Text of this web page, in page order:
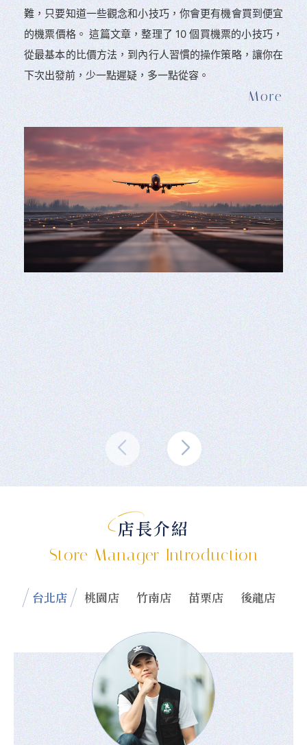
難，只要知道一些觀念和小技巧，你會更有機會買到便宜
的機票價格。 這篇文章，整理了 10 個買機票的小技巧，
從最基本的比價方法，到內行人習慣的操作策略，讓你在
下次出發前，少一點遲疑，多一點從容。
店長介紹
Store Manager Introduction
台北店 桃園店 竹南店 苗栗店 後龍店